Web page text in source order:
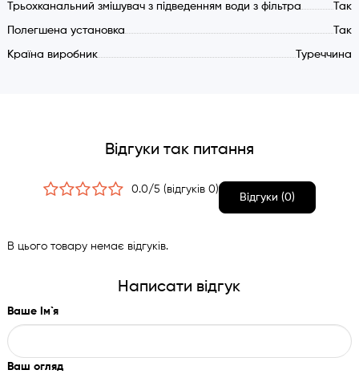
Трьохканальний змішувач з підведенням води з фільтра Так
Полегшена установка Так
Країна виробник Туреччина
Відгуки так питання
0.0/5 (відгуків 0)
Відгуки (0)
В цього товару немає відгуків.
Написати відгук
Ваше Ім`я
Ваш огляд